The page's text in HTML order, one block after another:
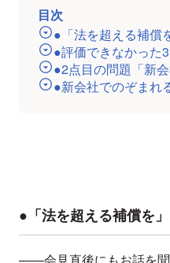
目次
●「法を超える補償
●評価できなかった
●2点目の問題「新
●新会社でのぞまれ
●「法を超える補償を